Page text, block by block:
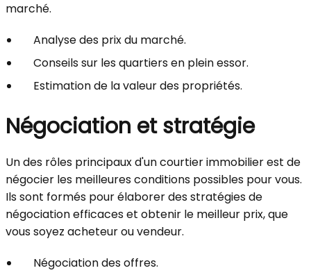
marché.
Analyse des prix du marché.
Conseils sur les quartiers en plein essor.
Estimation de la valeur des propriétés.
Négociation et stratégie
Un des rôles principaux d'un courtier immobilier est de
négocier les meilleures conditions possibles pour vous.
Ils sont formés pour élaborer des stratégies de
négociation efficaces et obtenir le meilleur prix, que
vous soyez acheteur ou vendeur.
Négociation des offres.